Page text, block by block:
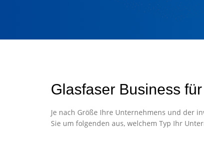
Glasfaser Business
Je nach Größe Ihre Unternehmens und der
Sie um folgenden aus, welchem Typ Ihr